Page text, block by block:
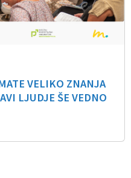
VELIKO ZNANJA
LJUDJE ŠE VEDNO